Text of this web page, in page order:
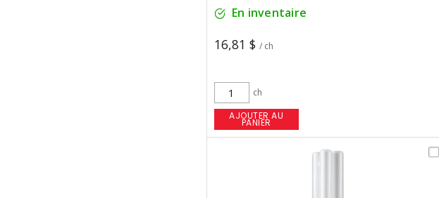
En inventaire
16,81 $ / ch
ch
AJOUTER AU
PANIER